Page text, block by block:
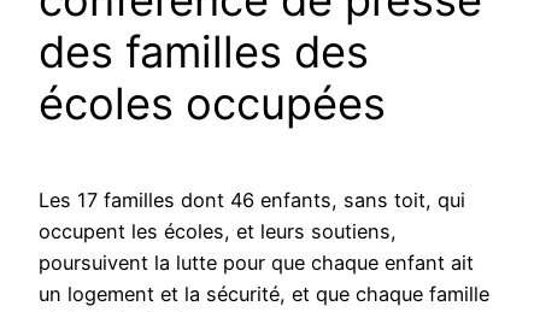
des familles des
écoles occupées
Les 17 familles dont 46 enfants, sans toit, qui
occupent les écoles, et leurs soutiens,
poursuivent la lutte pour que chaque enfant ait
un logement et la sécurité, et que chaque famille